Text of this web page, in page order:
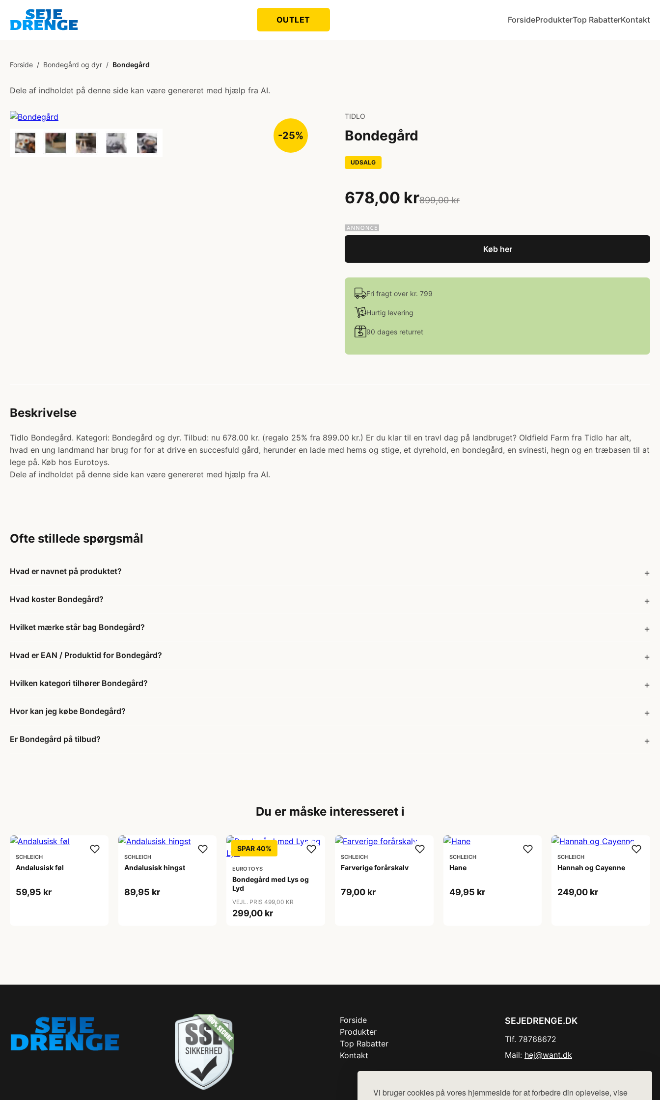
Vi bruger cookies på vores hjemmeside for at forbedre din oplevelse, vise
OUTLET ForsideProdukterTop RabatterKontakt
Forside / Bondegård og dyr / Bondegård
Dele af indholdet på denne side kan være genereret med hjælp fra AI.
-25%
TIDLO
Bondegård
UDSALG
678,00 kr899,00 kr
Køb her
Fri fragt over kr. 799
Hurtig levering
90 dages returret
Beskrivelse
Tidlo Bondegård. Kategori: Bondegård og dyr. Tilbud: nu 678.00 kr. (regalo 25% fra 899.00 kr.) Er du klar til en travl dag på landbruget? Oldfield Farm fra Tidlo har alt,
hvad en ung landmand har brug for for at drive en succesfuld gård, herunder en lade med hems og stige, et dyrehold, en bondegård, en svinesti, hegn og en træbasen til at
lege på. Køb hos Eurotoys.
Dele af indholdet på denne side kan være genereret med hjælp fra AI.
Ofte stillede spørgsmål
Hvad er navnet på produktet?
Hvad koster Bondegård?
Hvilket mærke står bag Bondegård?
Hvad er EAN / Produktid for Bondegård?
Hvilken kategori tilhører Bondegård?
Hvor kan jeg købe Bondegård?
Er Bondegård på tilbud?
Du er måske interesseret i
SCHLEICH
Andalusisk føl
59,95 kr
SCHLEICH
Andalusisk hingst
89,95 kr
SPAR 40%
EUROTOYS
Bondegård med Lys og
Lyd
VEJL. PRIS 499,00 KR
299,00 kr
SCHLEICH
Farverige forårskalv
79,00 kr
SCHLEICH
Hane
49,95 kr
SCHLEICH
Hannah og Cayenne
249,00 kr
Forside
Produkter
Top Rabatter
Kontakt
SEJEDRENGE.DK
Tlf. 78768672
Mail: hej@want.dk